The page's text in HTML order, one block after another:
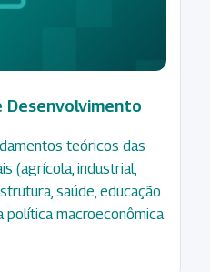
teóricos das
(agrícola, industrial,
saúde, educação
política macroeconômica